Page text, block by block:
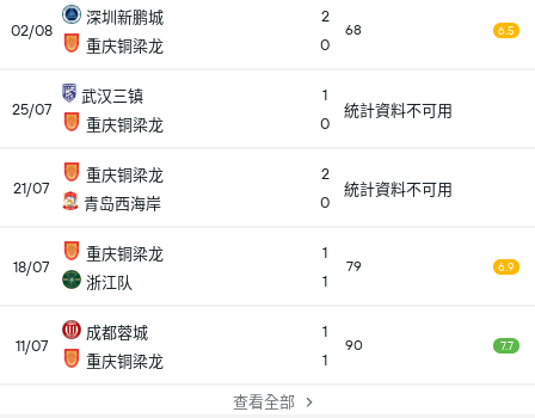
02/08
深圳新鹏城
重庆铜梁龙
2
0
68 6.5
25/07
武汉三镇
重庆铜梁龙
1
0
統計資料不可用
21/07
重庆铜梁龙
青岛西海岸
2
0
統計資料不可用
18/07
重庆铜梁龙
浙江队
1
1
79 6.9
11/07
成都蓉城
重庆铜梁龙
1
1
90 7.7
查看全部